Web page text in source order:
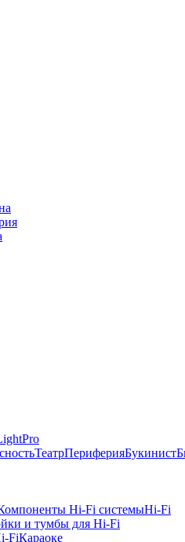
Pro
ТеатрПериферияБукинист
Hi-Fi системыHi-Fi
и тумбы для Hi-Fi
FiКараоке